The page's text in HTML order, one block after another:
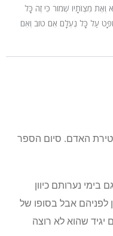
מִצְו‍ֹתָיו שְׁמוֹר כִּי זֶה כָּל
עַל כָּל נֶעְלָם אִם טוֹב וְאִם
האדם. סיום הספר
נערותם כיוון
לפניהם אבל בסופו של
יגיד שהוא לא רוצה